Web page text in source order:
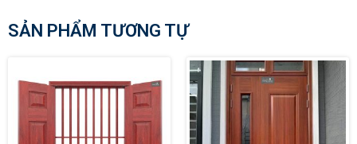
SẢN PHẨM TƯƠNG TỰ